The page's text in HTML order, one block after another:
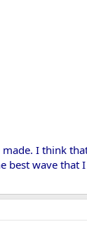
I think
wave that